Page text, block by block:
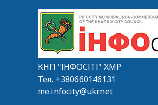
КНП "ІНФОСІТІ" ХМР
Тел. +380660146131
me.infocity@ukr.net